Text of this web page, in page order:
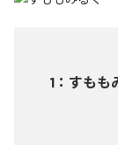
1 ： すもも